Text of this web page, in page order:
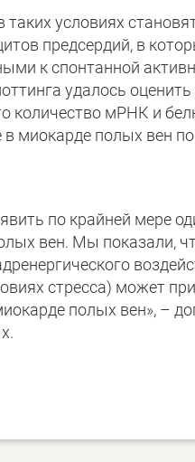
условиях
предсердий, в
к спонтанной
удалось
количество мРНК и
миокарде полых вен
по крайней мере
вен. Мы показали,
стресса) может
полых вен», –